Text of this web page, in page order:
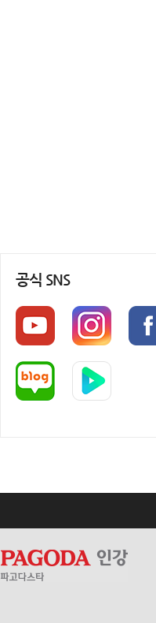
공식 SNS